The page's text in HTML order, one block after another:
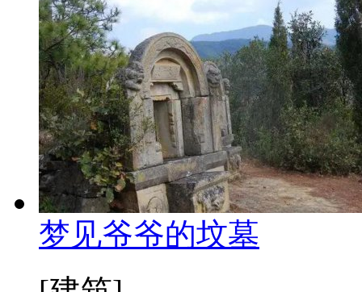
梦见爷爷的坟墓